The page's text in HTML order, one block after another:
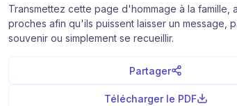
Transmettez cette page d'hommage à la famille,
proches afin qu'ils puissent laisser un message,
souvenir ou simplement se recueillir.
Partager
Télécharger le PDF